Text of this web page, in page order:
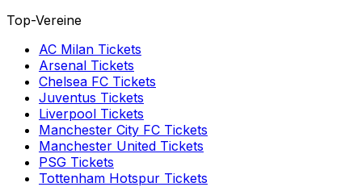
Top-Vereine
AC Milan Tickets
Arsenal Tickets
Chelsea FC Tickets
Juventus Tickets
Liverpool Tickets
Manchester City FC Tickets
Manchester United Tickets
PSG Tickets
Tottenham Hotspur Tickets